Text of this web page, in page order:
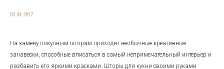
03.04.2017
На замену покупным шторам приходят необычные креативные
занавески, способные вписаться в самый непримечательный интерьер и
разбавить его яркими красками. Шторы для кухни своими руками